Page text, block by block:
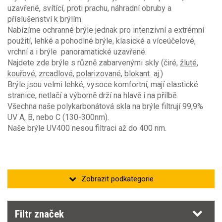
3(1)
4(1)
9(1)
B(1)
F (33)
Typ filtru
2(1)
2C (1)
5(1)
Stupeň tmavosti filtru
0(17)
1,2 (18)
1,4(2)
1,7(2)
uzavřené, svítící, proti prachu, náhradní obruby a
příslušenství k brýlím.
Nabízíme ochranné brýle jednak pro intenzivní a extrémní
použití, lehké a pohodlné brýle, klasické a víceúčelové,
vrchní a i brýle panoramatické uzavřené.
Najdete zde brýle s různě zabarvenými skly (čiré, žluté,
kouřové, zrcadlové, polarizované, blokant aj.)
Brýle jsou velmi lehké, vysoce komfortní, mají elastické
stranice, netlačí a výborně drží na hlavě i na přilbě.
Všechna naše polykarbonátová skla na brýle filtrují 99,9%
UV A, B, nebo C (130-300nm).
Naše brýle UV400 nesou filtraci až do 400 nm.
Brýle pro řidiče
Filtr značek